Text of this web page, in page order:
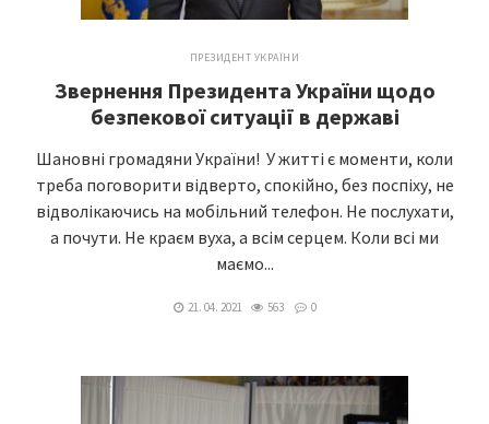
ПРЕЗИДЕНТ УКРАЇНИ
Звернення Президента України щодо
безпекової ситуації в державі
Шановні громадяни України! У житті є моменти, коли
треба поговорити відверто, спокійно, без поспіху, не
відволікаючись на мобільний телефон. Не послухати,
а почути. Не краєм вуха, а всім серцем. Коли всі ми
маємо...
21. 04. 2021 563 0